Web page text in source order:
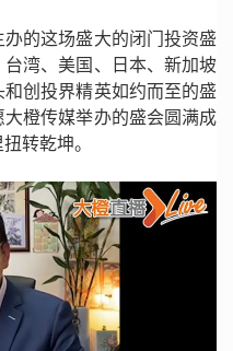
的这场盛大的闭门投资盛
湾、美国、日本、新加坡
创投界精英如约而至的盛
橙传媒举办的盛会圆满成
转乾坤。